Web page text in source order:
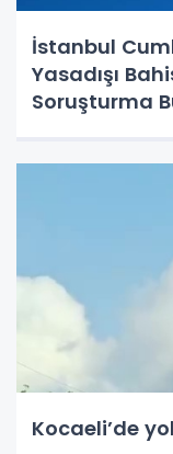
İstanbul
Yasadışı
Soruşturma
uyuşturucu
Kocaeli’de